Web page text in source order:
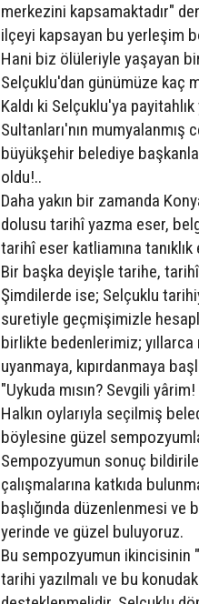
merkezini kapsamaktadır"
ilçeyi kapsayan bu yerleşim
Hani biz ölüleriyle yaşayan
Selçuklu'dan günümüze kaç
Kaldı ki Selçuklu'ya
Sultanları'nın
büyükşehir belediye
oldu!..
Daha yakın bir zamanda
dolusu tarihî yazma eser,
tarihî eser katliamına
Bir başka deyişle tarihe,
Şimdilerde ise; Selçuklu
suretiyle geçmişimizle
birlikte bedenlerimiz;
uyanmaya, kıpırdanmaya
"Uykuda mısın? Sevgili
Halkın oylarıyla seçilmiş
böylesine güzel
Sempozyumun sonuç
çalışmalarına katkıda
başlığında düzenlenmesi ve
yerinde ve güzel buluyoruz.
Bu sempozyumun ikincisinin
tarihi yazılmalı ve bu